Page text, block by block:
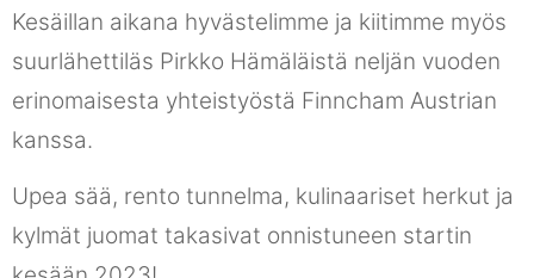
Kesäillan aikana hyvästelimme ja kiitimme myös
suurlähettiläs Pirkko Hämäläistä neljän vuoden
erinomaisesta yhteistyöstä Finncham Austrian
kanssa.
Upea sää, rento tunnelma, kulinaariset herkut ja
kylmät juomat takasivat onnistuneen startin